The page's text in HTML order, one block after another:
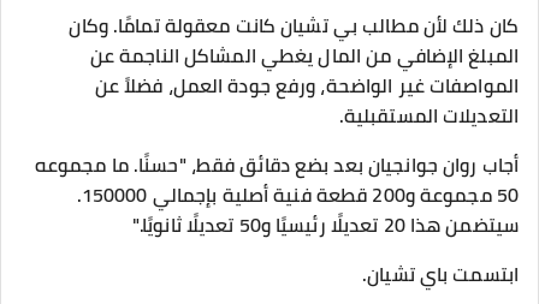
كان ذلك لأن مطالب بي تشيان كانت معقولة تمامًا. وكان
المبلغ الإضافي من المال يغطي المشاكل الناجمة عن
المواصفات غير الواضحة، ورفع جودة العمل، فضلاً عن
التعديلات المستقبلية.
أجاب روان جوانجيان بعد بضع دقائق فقط، "حسنًا. ما مجموعه
50 مجموعة و200 قطعة فنية أصلية بإجمالي 150000.
سيتضمن هذا 20 تعديلًا رئيسيًا و50 تعديلًا ثانويًا."
ابتسمت باي تشيان.